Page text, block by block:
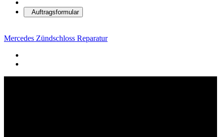
Auftragsformular
Mercedes Zündschloss Reparatur